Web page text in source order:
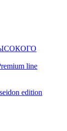
line
edition